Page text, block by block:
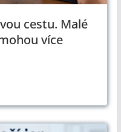
cestu. Malé
více